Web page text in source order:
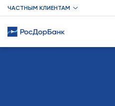
ЧАСТНЫМ КЛИЕНТАМ